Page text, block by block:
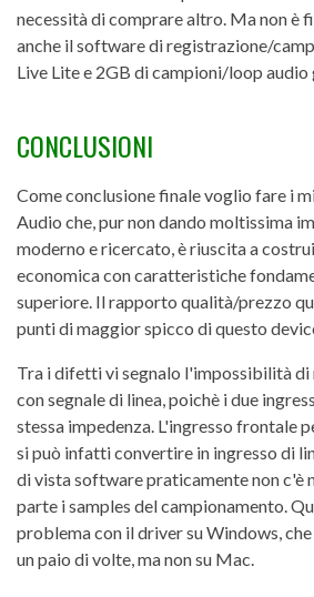
necessità di comprare altro. Ma non è
anche il software di registrazione/
Live Lite e 2GB di campioni/loop
CONCLUSIONI
Come conclusione finale voglio fare i
Audio che, pur non dando moltissima
moderno e ricercato, è riuscita a
economica con caratteristiche
superiore. Il rapporto qualità/prezzo
punti di maggior spicco di questo
Tra i difetti vi segnalo l'impossibilità di
con segnale di linea, poichè i due
stessa impedenza. L'ingresso frontale
si può infatti convertire in ingresso di
di vista software praticamente non c'è
parte i samples del campionamento.
problema con il driver su Windows,
un paio di volte, ma non su Mac.